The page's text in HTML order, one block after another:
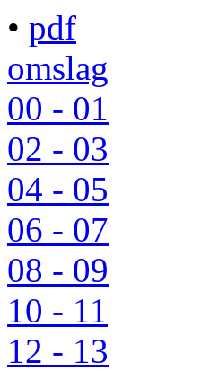
• pdf
omslag
00 - 01
02 - 03
04 - 05
06 - 07
08 - 09
10 - 11
12 - 13